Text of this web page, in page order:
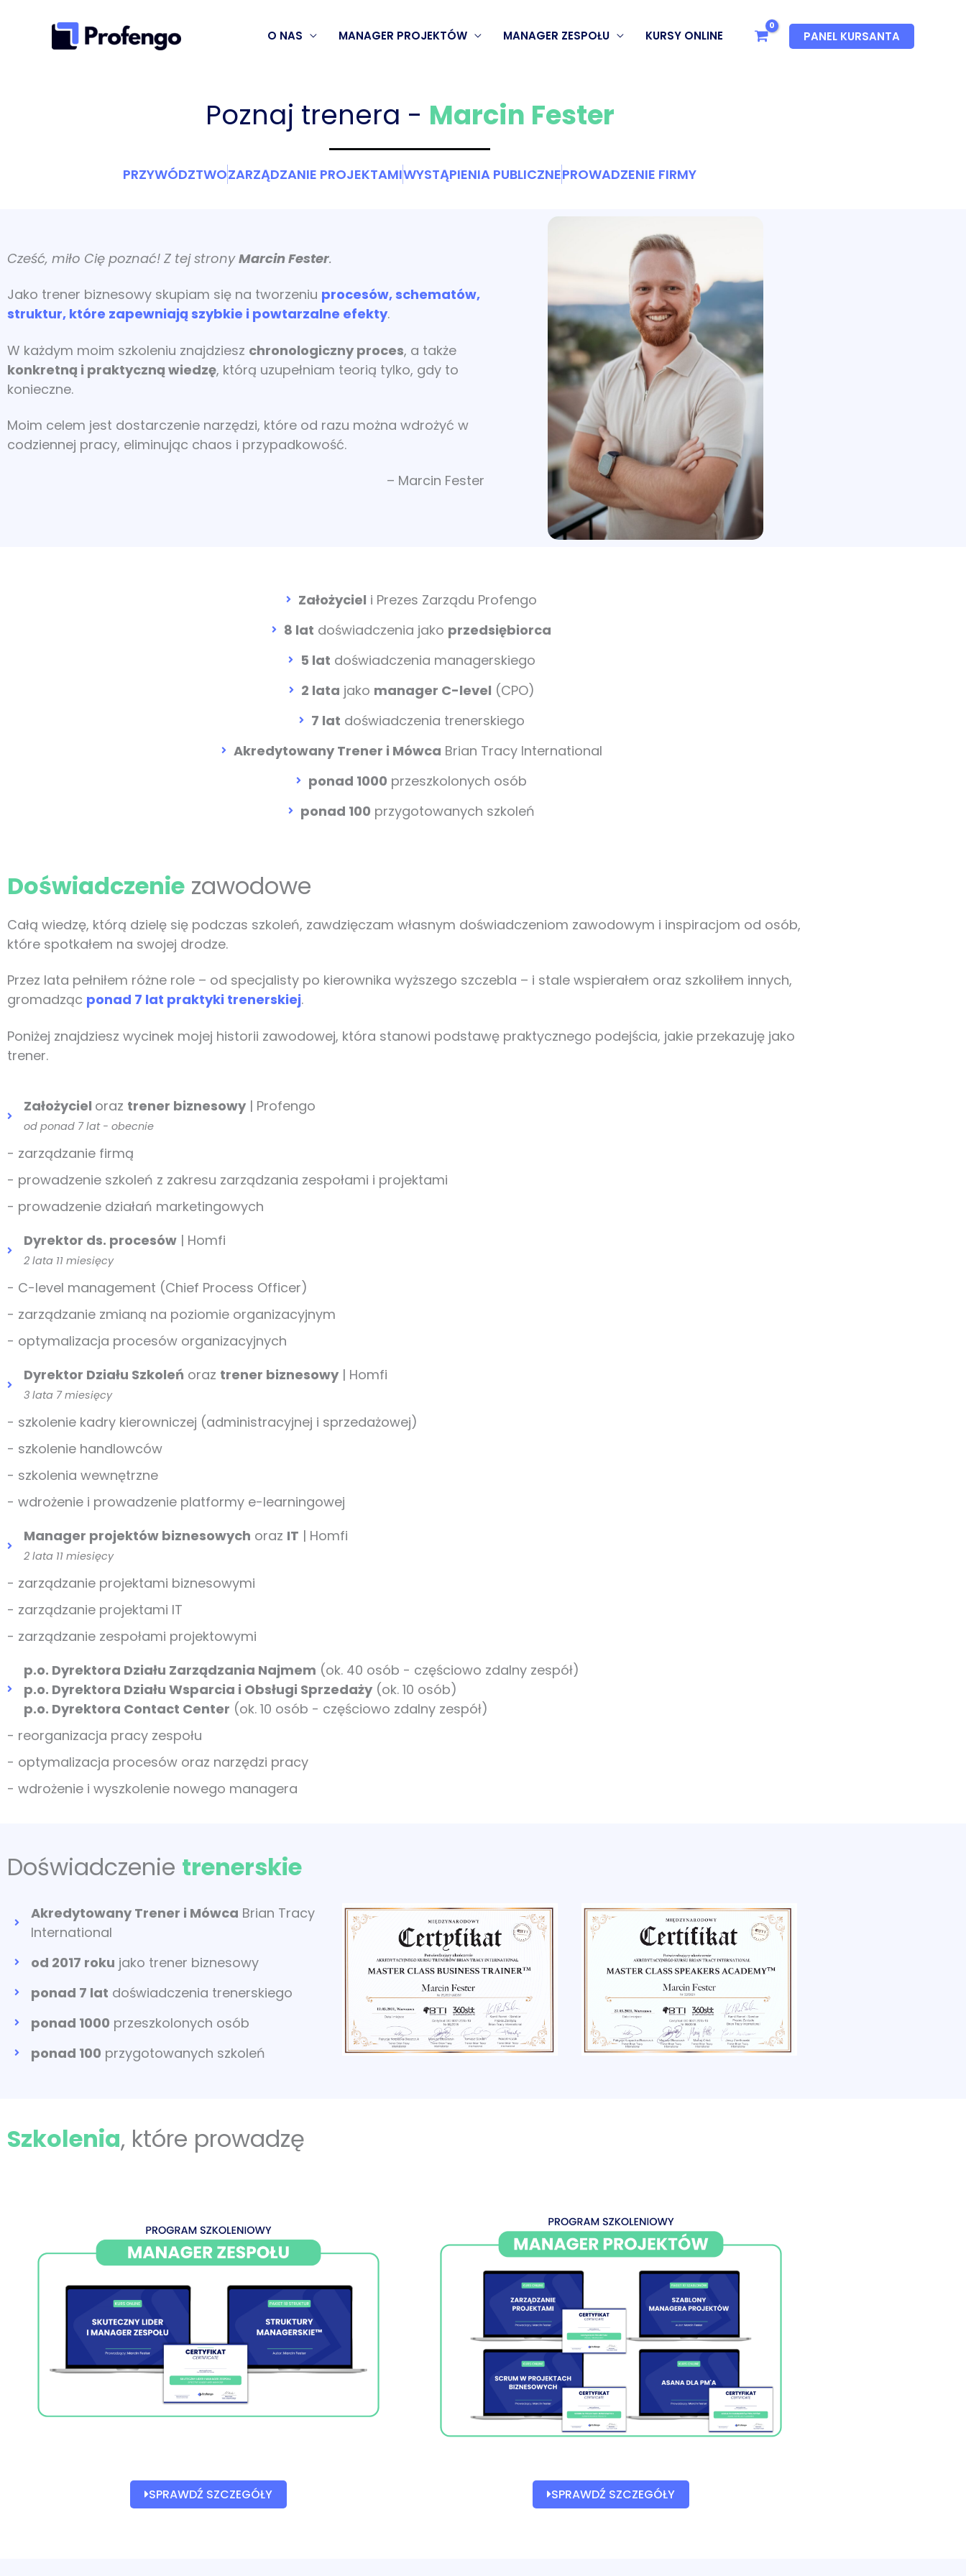
O NAS MANAGER PROJEKTÓW MANAGER ZESPOŁU KURSY ONLINE PANEL KURSANTA
Poznaj trenera - Marcin Fester
PRZYWÓDZTWOZARZĄDZANIE PROJEKTAMIWYSTĄPIENIA PUBLICZNEPROWADZENIE FIRMY
Cześć, miło Cię poznać! Z tej stronyMarcin Fester.
Jako trener biznesowy skupiam się na tworzeniu procesów, schematów,
struktur, które zapewniają szybkie i powtarzalne efekty.
W każdym moim szkoleniu znajdziesz chronologiczny proces, a także
konkretną i praktyczną wiedzę, którą uzupełniam teorią tylko, gdy to
konieczne.
Moim celem jest dostarczenie narzędzi, które od razu można wdrożyć w
codziennej pracy, eliminując chaos i przypadkowość.
– Marcin Fester
Założyciel i Prezes Zarządu Profengo
8 lat doświadczenia jako przedsiębiorca
5 lat doświadczenia managerskiego
2 lata jako manager C-level (CPO)
7 lat doświadczenia trenerskiego
Akredytowany Trener i Mówca Brian Tracy International
ponad 1000 przeszkolonych osób
ponad 100 przygotowanych szkoleń
Doświadczenie zawodowe
Całą wiedzę, którą dzielę się podczas szkoleń, zawdzięczam własnym doświadczeniom zawodowym i inspiracjom od osób,
które spotkałem na swojej drodze.
Przez lata pełniłem różne role – od specjalisty po kierownika wyższego szczebla – i stale wspierałem oraz szkoliłem innych,
gromadząc ponad 7 lat praktyki trenerskiej.
Poniżej znajdziesz wycinek mojej historii zawodowej, która stanowi podstawę praktycznego podejścia, jakie przekazuję jako
trener.
Założyciel oraz trener biznesowy| Profengo
od ponad 7 lat - obecnie
- zarządzanie firmą
- prowadzenie szkoleń z zakresu zarządzania zespołami i projektami
- prowadzenie działań marketingowych
Dyrektor ds. procesów| Homfi
2 lata 11 miesięcy
- C-level management (Chief Process Officer)
- zarządzanie zmianą na poziomie organizacyjnym
- optymalizacja procesów organizacyjnych
Dyrektor Działu Szkoleń oraz trener biznesowy| Homfi
3 lata 7 miesięcy
- szkolenie kadry kierowniczej (administracyjnej i sprzedażowej)
- szkolenie handlowców
- szkolenia wewnętrzne
- wdrożenie i prowadzenie platformy e-learningowej
Manager projektów biznesowych oraz IT | Homfi
2 lata 11 miesięcy
- zarządzanie projektami biznesowymi
- zarządzanie projektami IT
- zarządzanie zespołami projektowymi
p.o. Dyrektora Działu Zarządzania Najmem (ok. 40 osób - częściowo zdalny zespół)
p.o. Dyrektora Działu Wsparcia i Obsługi Sprzedaży(ok. 10 osób)
p.o. Dyrektora Contact Center (ok. 10 osób - częściowo zdalny zespół)
- reorganizacja pracy zespołu
- optymalizacja procesów oraz narzędzi pracy
- wdrożenie i wyszkolenie nowego managera
Doświadczenie trenerskie
Akredytowany Trener i Mówca Brian Tracy
International
od 2017 roku jako trener biznesowy
ponad 7 lat doświadczenia trenerskiego
ponad 1000 przeszkolonych osób
ponad 100 przygotowanych szkoleń
Szkolenia, które prowadzę
SPRAWDŹ SZCZEGÓŁY SPRAWDŹ SZCZEGÓŁY